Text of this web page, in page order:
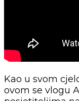
Kao u svom
ovom se vlogu